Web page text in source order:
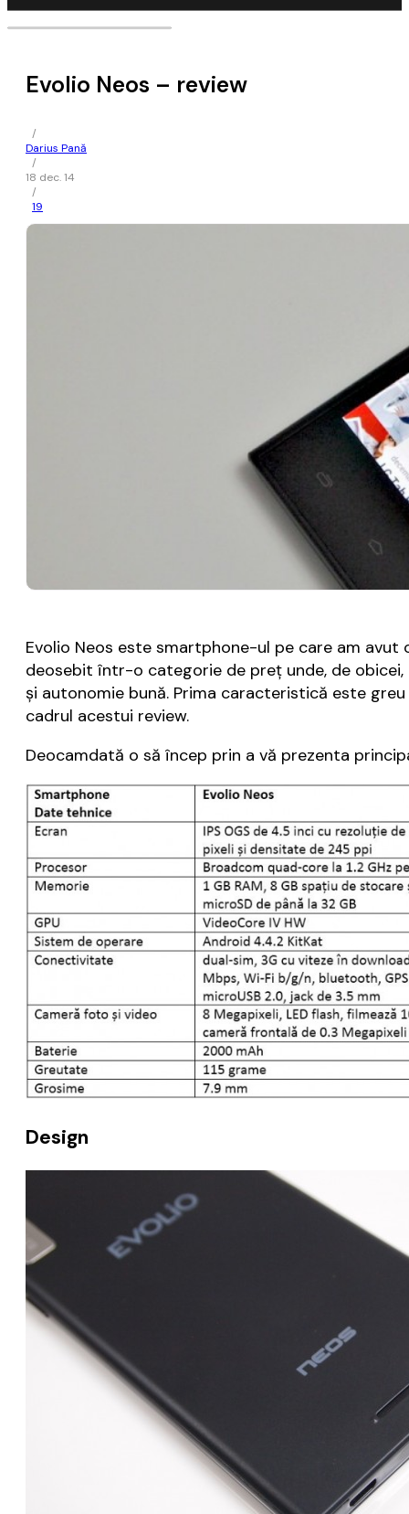
Evolio Neos – review
/
Darius Pană
/
18 dec. 14
/
19
Evolio Neos este smartphone-ul pe care am
deosebit într-o categorie de preț unde, de
și autonomie bună. Prima caracteristică este
cadrul acestui review.
Deocamdată o să încep prin a vă prezenta
Design